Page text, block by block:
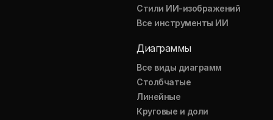
Стили ИИ-изображений
Все инструменты ИИ
Диаграммы
Все виды диаграмм
Столбчатые
Линейные
Круговые и доли